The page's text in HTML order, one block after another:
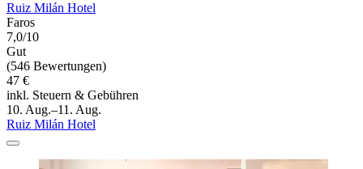
Ruiz Milán Hotel
Faros
7,0/10
Gut
(546 Bewertungen)
47 €
inkl. Steuern & Gebühren
10. Aug.–11. Aug.
Ruiz Milán Hotel